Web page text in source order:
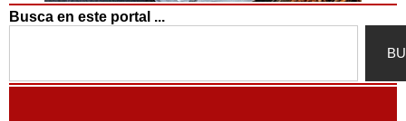
Busca en este portal ...